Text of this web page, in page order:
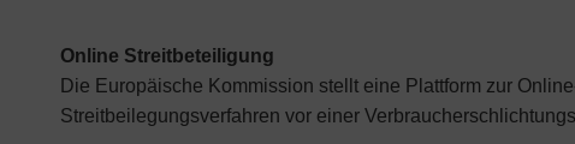
Online Streitbeteiligung
Die Europäische Kommission stellt eine Plattform zur
Streitbeilegungsverfahren vor einer